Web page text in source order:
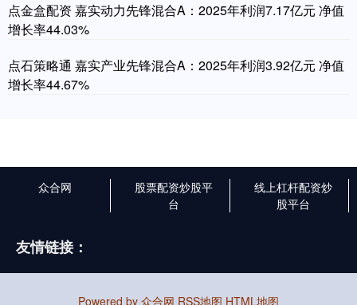
点金盒配资 嘉实动力先锋混合A：2025年利润7.17亿元 净值
增长率44.03%
点石策略通 嘉实产业先锋混合A：2025年利润3.92亿元 净值
增长率44.67%
众合网
股票配资炒股平
台
线上杠杆配资炒
股平台
友情链接：
Powered by 众合网 RSS地图 HTML地图